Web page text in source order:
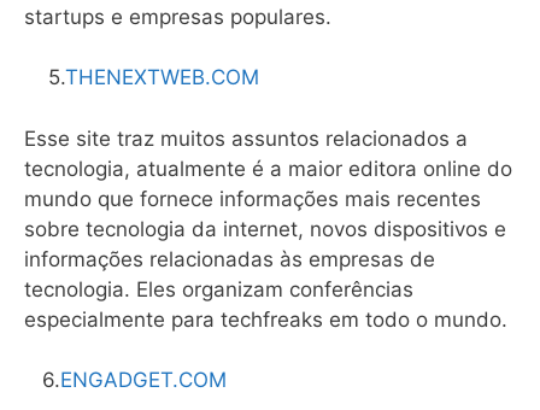
startups e empresas populares.
5.THENEXTWEB.COM
Esse site traz muitos assuntos relacionados a
tecnologia, atualmente é a maior editora online do
mundo que fornece informações mais recentes
sobre tecnologia da internet, novos dispositivos e
informações relacionadas às empresas de
tecnologia. Eles organizam conferências
especialmente para techfreaks em todo o mundo.
6.ENGADGET.COM